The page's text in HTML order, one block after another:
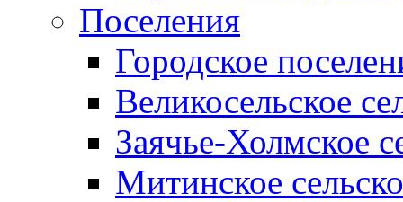
Поселения
Городское
Великосельское
Заячье-Холмское
Митинское